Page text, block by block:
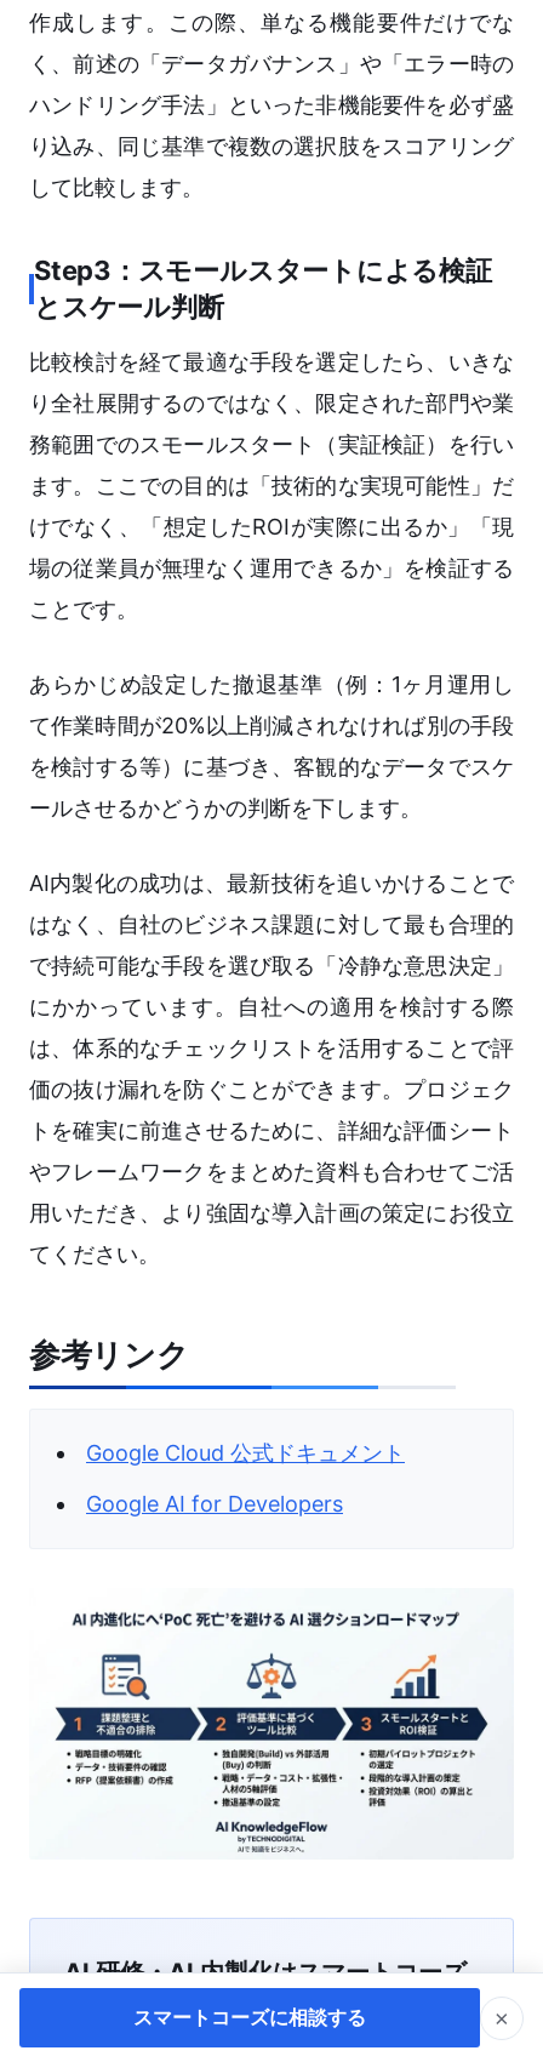
作成します。この際、単なる機能要件だけでな
く、前述の「データガバナンス」や「エラー時の
ハンドリング手法」といった非機能要件を必ず盛
り込み、同じ基準で複数の選択肢をスコアリング
して比較します。
Step3：スモールスタートによる検証
とスケール判断
比較検討を経て最適な手段を選定したら、いきな
り全社展開するのではなく、限定された部門や業
務範囲でのスモールスタート（実証検証）を行い
ます。ここでの目的は「技術的な実現可能性」だ
けでなく、「想定したROIが実際に出るか」「現
場の従業員が無理なく運用できるか」を検証する
ことです。
あらかじめ設定した撤退基準（例：1ヶ月運用し
て作業時間が20%以上削減されなければ別の手段
を検討する等）に基づき、客観的なデータでスケ
ールさせるかどうかの判断を下します。
AI内製化の成功は、最新技術を追いかけることで
はなく、自社のビジネス課題に対して最も合理的
で持続可能な手段を選び取る「冷静な意思決定」
にかかっています。自社への適用を検討する際
は、体系的なチェックリストを活用することで評
価の抜け漏れを防ぐことができます。プロジェク
トを確実に前進させるために、詳細な評価シート
やフレームワークをまとめた資料も合わせてご活
用いただき、より強固な導入計画の策定にお役立
てください。
参考リンク
Google Cloud 公式ドキュメント
Google AI for Developers
AI 研修・AI 内製化はスマートコーズ
株式会社スマートコーズは、対話型 AI・AI プログ
スマートコーズに相談する ×